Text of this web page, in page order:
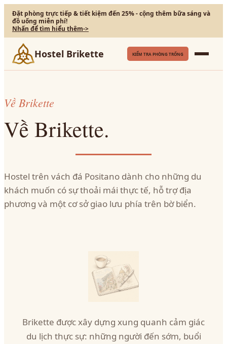
Đặt phòng trực tiếp & tiết kiệm đến 25% - cộng thêm bữa sáng và
đồ uống miễn phí!
Nhấn để tìm hiểu thêm->
Hostel Brikette KIỂM TRA PHÒNG TRỐNG
Về Brikette
Về Brikette.
Hostel trên vách đá Positano dành cho những du
khách muốn có sự thoải mái thực tế, hỗ trợ địa
phương và một cơ sở giao lưu phía trên bờ biển.
Brikette được xây dựng xung quanh cảm giác
du lịch thực sự: những người đến sớm, buổi